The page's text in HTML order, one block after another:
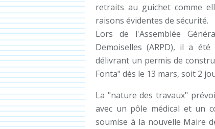
retraits au guichet comme
raisons évidentes de sécurité.
Lors de l'Assemblée
Demoiselles (ARPD), il a
délivrant un permis de
Fonta" dès le 13 mars, soit 2
La "nature des travaux"
avec un pôle médical et un
soumise à la nouvelle Maire